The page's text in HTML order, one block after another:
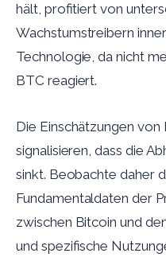
hält, profitiert von
Wachstumstreibern
Technologie, da nicht
BTC reagiert.
Die Einschätzungen von
signalisieren, dass die
sinkt. Beobachte daher
Fundamentaldaten der
zwischen Bitcoin und
und spezifische